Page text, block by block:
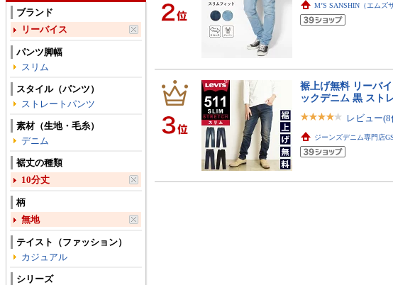
M’S SANSHIN（エムズ
裾上げ無料 リーバ
ックデニム 黒 スト
レビュー(8
ジーンズデニム専門店
ブランド
リーバイス
パンツ脚幅
スリム
スタイル（パンツ）
ストレートパンツ
素材（生地・毛糸）
デニム
裾丈の種類
10分丈
柄
無地
テイスト（ファッション）
カジュアル
シリーズ